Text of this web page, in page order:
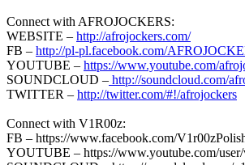
Connect with AFROJOCKERS:
WEBSITE – http://afrojockers.com/
FB – http://pl-pl.facebook.com/
YOUTUBE – https://www.youtube.com/
SOUNDCLOUD – http://soundcloud.com/
TWITTER – http://twitter.com/#!/afrojockers
Connect with V1R00z:
FB – https://www.facebook.com/
YOUTUBE – https://www.youtube.com/